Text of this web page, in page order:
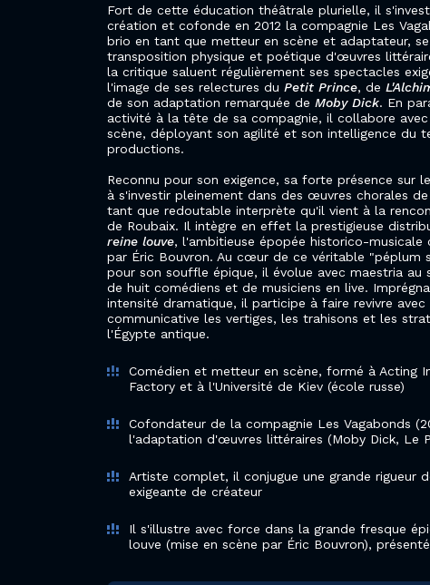
Fort de cette éducation théâtrale plurielle, il
création et cofonde en 2012 la compagnie Les
brio en tant que metteur en scène et adaptateur,
transposition physique et poétique d'œuvres
la critique saluent régulièrement ses spectacles
l'image de ses relectures du Petit Prince, de
de son adaptation remarquée de Moby Dick. En
activité à la tête de sa compagnie, il collabore
scène, déployant son agilité et son intelligence du
productions.
Reconnu pour son exigence, sa forte présence sur
à s'investir pleinement dans des œuvres chorales
tant que redoutable interprète qu'il vient à la
de Roubaix. Il intègre en effet la prestigieuse
reine louve, l'ambitieuse épopée historico-musicale
par Éric Bouvron. Au cœur de ce véritable "péplum
pour son souffle épique, il évolue avec maestria au
de huit comédiens et de musiciens en live.
intensité dramatique, il participe à faire revivre avec
communicative les vertiges, les trahisons et les
l'Égypte antique.
Comédien et metteur en scène, formé à Acting
Factory et à l'Université de Kiev (école russe)
Cofondateur de la compagnie Les Vagabonds
l'adaptation d'œuvres littéraires (Moby Dick, Le
Artiste complet, il conjugue une grande rigueur
exigeante de créateur
Il s'illustre avec force dans la grande fresque
louve (mise en scène par Éric Bouvron),